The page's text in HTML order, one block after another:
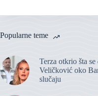
Popularne teme
Terza otkrio šta
Veličković oko
slučaju